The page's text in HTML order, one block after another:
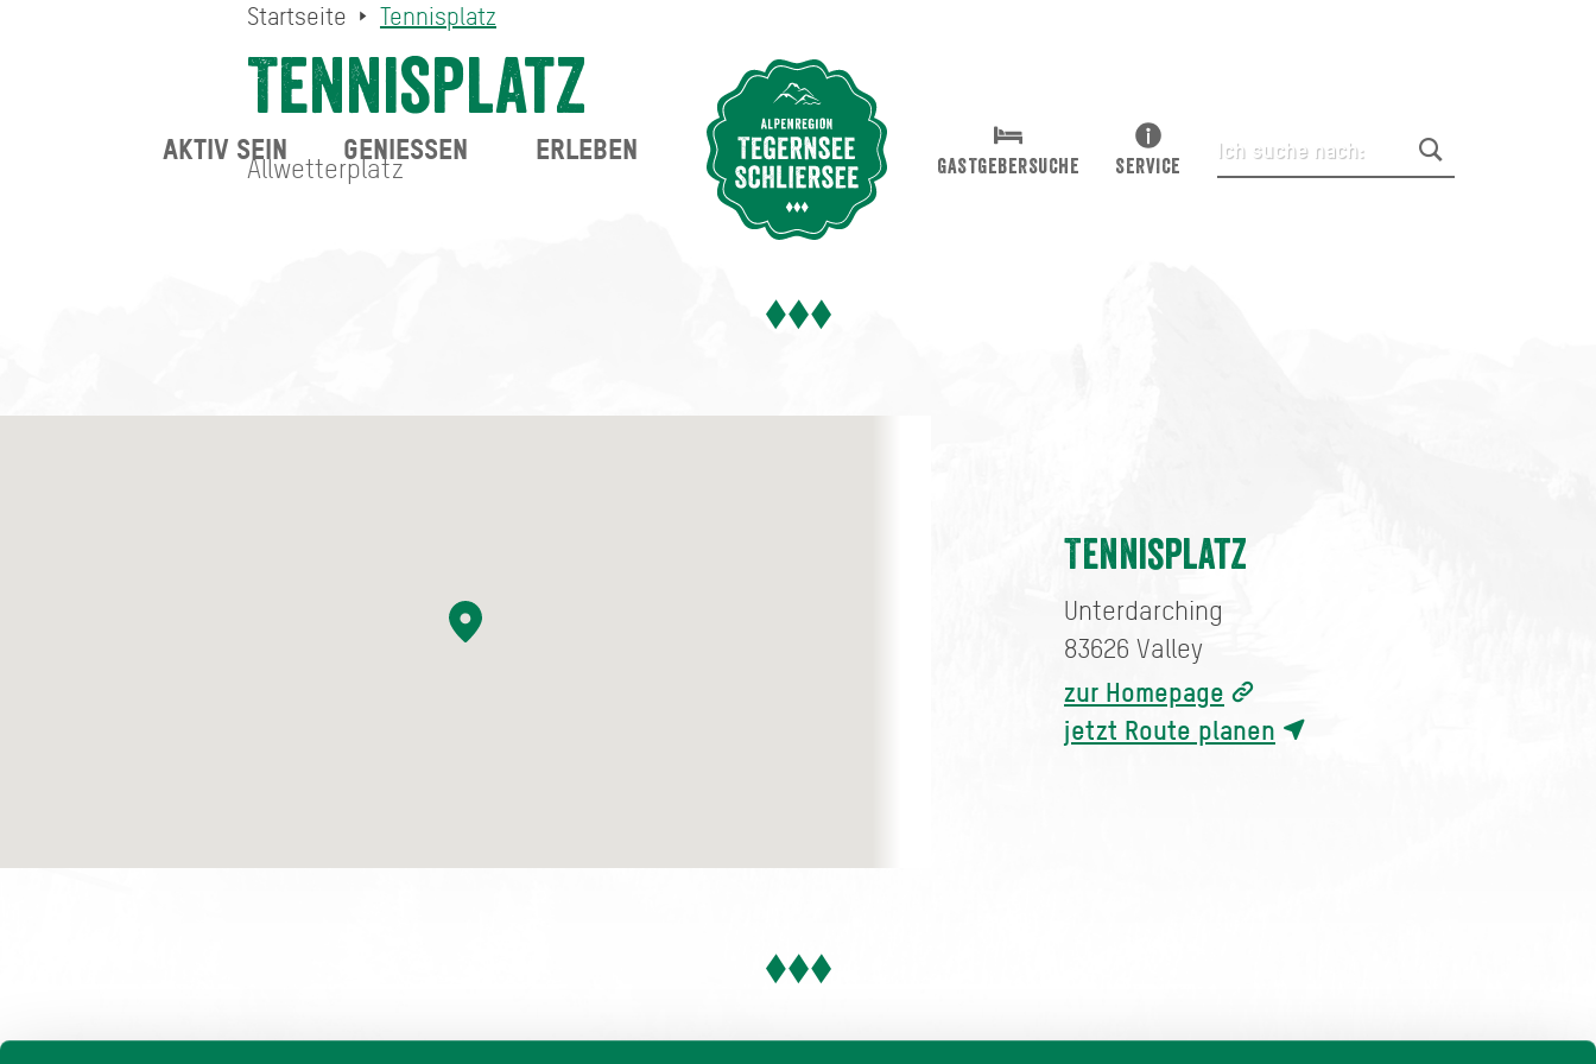
Startseite Tennisplatz
Tennisplatz
Allwetterplatz
Tennisplatz
Unterdarching
83626 Valley
zur Homepage
jetzt Route planen
AKTIV SEIN GENIESSEN ERLEBEN
GASTGEBERSUCHE SERVICE
Suche abschicken